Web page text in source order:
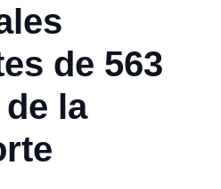
de 563
la